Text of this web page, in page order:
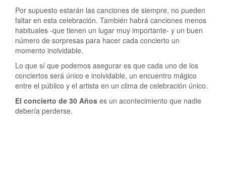
Por supuesto estarán las canciones de siempre, no pueden
faltar en esta celebración. También habrá canciones menos
habituales -que tienen un lugar muy importante- y un buen
número de sorpresas para hacer cada concierto un
momento inolvidable.
Lo que sí que podemos asegurar es que cada uno de los
conciertos será único e inolvidable, un encuentro mágico
entre el público y el artista en un clima de celebración único.
El concierto de 30 Años es un acontecimiento que nadie
debería perderse.